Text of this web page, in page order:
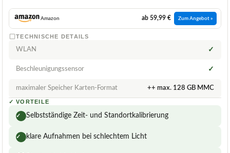
Amazon ab 59,99 € Zum Angebot »
TECHNISCHE DETAILS
WLAN ✓
Beschleunigungssensor ✓
maximaler Speicher Karten-Format ++ max. 128 GB MMC
✓ VORTEILE
✓ Selbstständige Zeit- und Standortkalibrierung
✓ klare Aufnahmen bei schlechtem Licht